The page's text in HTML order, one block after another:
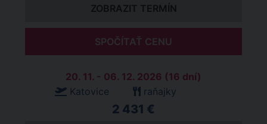
ZOBRAZIT TERMÍN
SPOČÍTAŤ CENU
20. 11. - 06. 12. 2026 (16 dní)
Katovice
raňajky
2 431 €